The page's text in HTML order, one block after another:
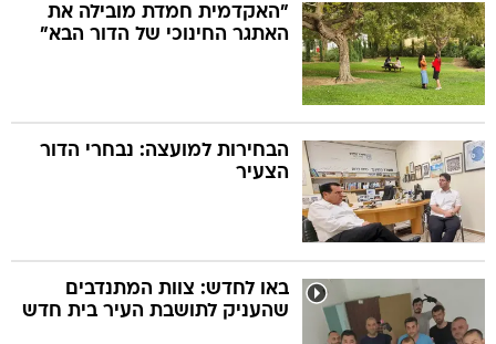
"האקדמית חמדת מובילה את
האתגר החינוכי של הדור הבא"
הבחירות למועצה: נבחרי הדור
הצעיר
באו לחדש: צוות המתנדבים
שהעניק לתושבת העיר בית חדש